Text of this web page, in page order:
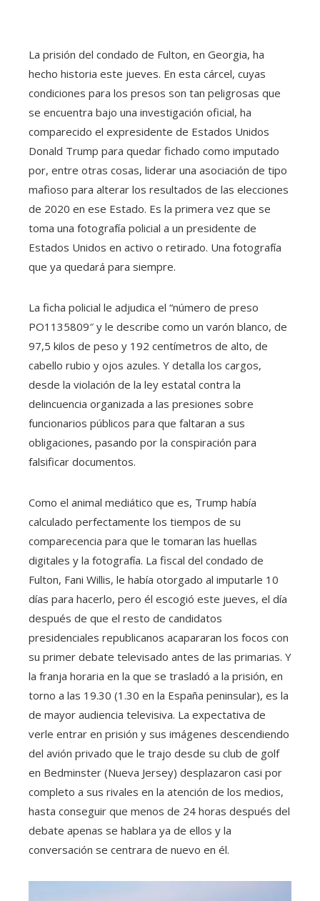
La prisión del condado de Fulton, en Georgia, ha
hecho historia este jueves. En esta cárcel, cuyas
condiciones para los presos son tan peligrosas que
se encuentra bajo una investigación oficial, ha
comparecido el expresidente de Estados Unidos
Donald Trump para quedar fichado como imputado
por, entre otras cosas, liderar una asociación de tipo
mafioso para alterar los resultados de las elecciones
de 2020 en ese Estado. Es la primera vez que se
toma una fotografía policial a un presidente de
Estados Unidos en activo o retirado. Una fotografía
que ya quedará para siempre.
La ficha policial le adjudica el “número de preso
PO1135809″ y le describe como un varón blanco, de
97,5 kilos de peso y 192 centímetros de alto, de
cabello rubio y ojos azules. Y detalla los cargos,
desde la violación de la ley estatal contra la
delincuencia organizada a las presiones sobre
funcionarios públicos para que faltaran a sus
obligaciones, pasando por la conspiración para
falsificar documentos.
Como el animal mediático que es, Trump había
calculado perfectamente los tiempos de su
comparecencia para que le tomaran las huellas
digitales y la fotografía. La fiscal del condado de
Fulton, Fani Willis, le había otorgado al imputarle 10
días para hacerlo, pero él escogió este jueves, el día
después de que el resto de candidatos
presidenciales republicanos acapararan los focos con
su primer debate televisado antes de las primarias. Y
la franja horaria en la que se trasladó a la prisión, en
torno a las 19.30 (1.30 en la España peninsular), es la
de mayor audiencia televisiva. La expectativa de
verle entrar en prisión y sus imágenes descendiendo
del avión privado que le trajo desde su club de golf
en Bedminster (Nueva Jersey) desplazaron casi por
completo a sus rivales en la atención de los medios,
hasta conseguir que menos de 24 horas después del
debate apenas se hablara ya de ellos y la
conversación se centrara de nuevo en él.